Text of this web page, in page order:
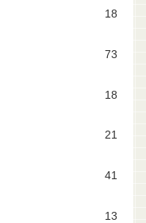
18
73
18
21
41
13